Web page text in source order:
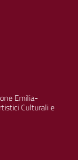
Emilia-
Culturali e